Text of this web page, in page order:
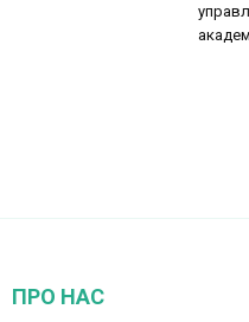
ПРО НАС